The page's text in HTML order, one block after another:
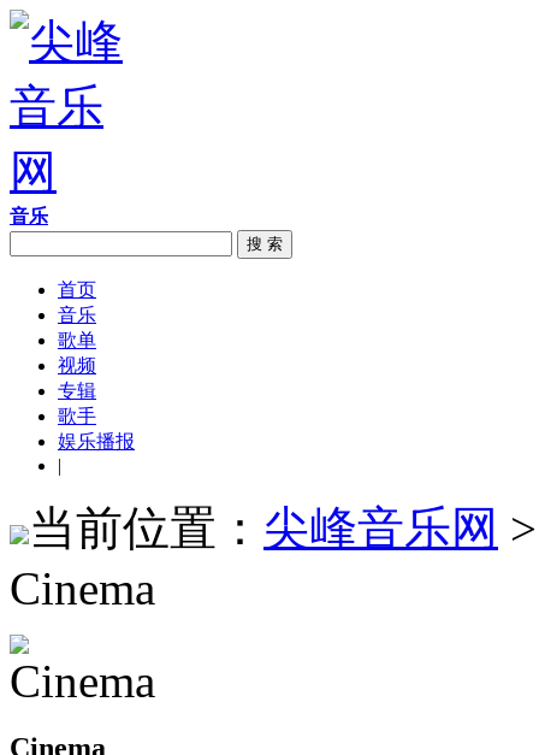
音乐
搜 索
首页
音乐
歌单
视频
专辑
歌手
娱乐播报
|
当前位置： 尖峰音乐网
Cinema
Cinema